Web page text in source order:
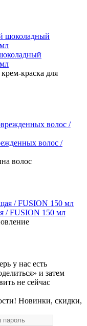
краска для
волос /
волос
/ FUSION 150 мл
у нас есть
и затем
не сейчас
Новинки, скидки,